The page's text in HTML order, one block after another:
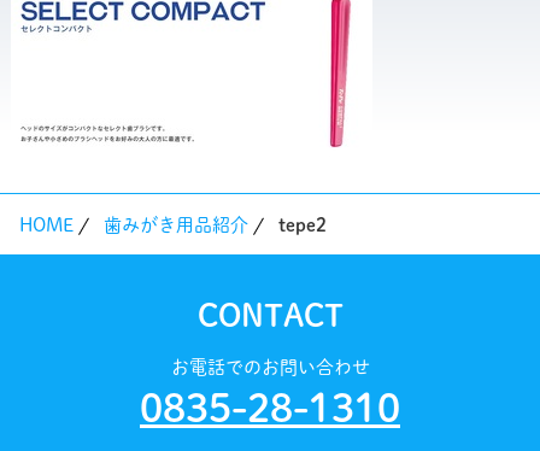
HOME 歯みがき用品紹介 tepe2
CONTACT
お電話でのお問い合わせ
0835-28-1310